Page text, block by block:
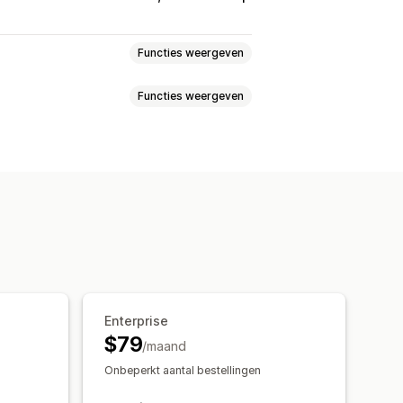
Functies weergeven
Functies weergeven
Transacties
gegevens
Enterprise
$79/maand
Onbeperkt aantal bestellingen